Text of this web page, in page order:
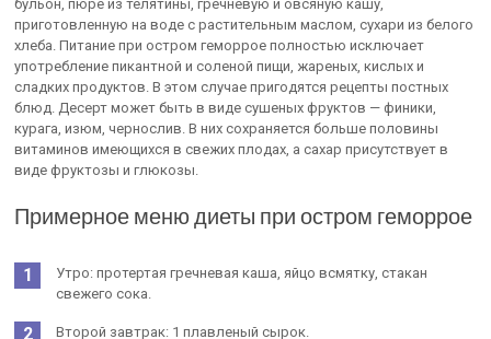
бульон, пюре из телятины, гречневую и овсяную кашу,
приготовленную на воде с растительным маслом, сухари из белого
хлеба. Питание при остром геморрое полностью исключает
употребление пикантной и соленой пищи, жареных, кислых и
сладких продуктов. В этом случае пригодятся рецепты постных
блюд. Десерт может быть в виде сушеных фруктов — финики,
курага, изюм, чернослив. В них сохраняется больше половины
витаминов имеющихся в свежих плодах, а сахар присутствует в
виде фруктозы и глюкозы.
Примерное меню диеты при остром геморрое
Утро: протертая гречневая каша, яйцо всмятку, стакан
свежего сока.
Второй завтрак: 1 плавленый сырок.